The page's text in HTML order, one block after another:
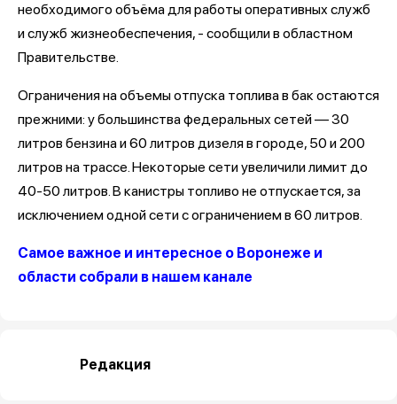
необходимого объёма для работы оперативных служб
и служб жизнеобеспечения, - сообщили в областном
Правительстве.
Ограничения на объемы отпуска топлива в бак остаются
прежними: у большинства федеральных сетей — 30
литров бензина и 60 литров дизеля в городе, 50 и 200
литров на трассе. Некоторые сети увеличили лимит до
40-50 литров. В канистры топливо не отпускается, за
исключением одной сети с ограничением в 60 литров.
Самое важное и интересное о Воронеже и
области собрали в нашем канале
Редакция